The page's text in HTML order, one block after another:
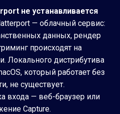
не устанавливается
— облачный сервис:
данных, рендер
происходят на
Локального дистрибутива
который работает без
не существует.
входа — веб-браузер или
Capture.